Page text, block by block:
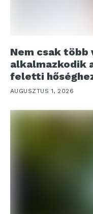
Nem csak
alkalmazkodik
feletti
AUGUSZTUS 1, 2026